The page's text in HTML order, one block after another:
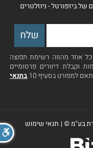
ביזפורטל - ניוזלטרים
אחד מהווה רשימת תפוצה
וקבלת דיוורים פרסומיים
למפורט בסעיף 10
בתנאי
בע"מ ©| תנאי שימוש